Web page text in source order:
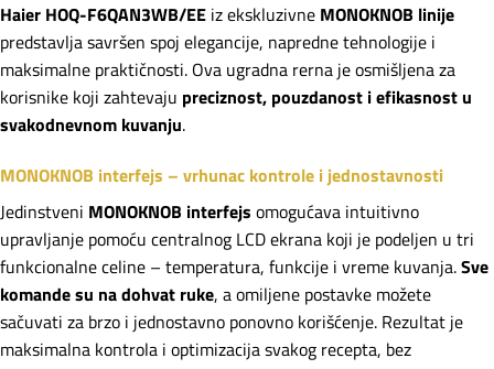
Haier HOQ-F6QAN3WB/EE iz ekskluzivne MONOKNOB linije
predstavlja savršen spoj elegancije, napredne tehnologije i
maksimalne praktičnosti. Ova ugradna rerna je osmišljena za
korisnike koji zahtevaju preciznost, pouzdanost i efikasnost u
svakodnevnom kuvanju.
MONOKNOB interfejs – vrhunac kontrole i jednostavnosti
Jedinstveni MONOKNOB interfejs omogućava intuitivno
upravljanje pomoću centralnog LCD ekrana koji je podeljen u tri
funkcionalne celine – temperatura, funkcije i vreme kuvanja.Sve
komande su na dohvat ruke, a omiljene postavke možete
sačuvati za brzo i jednostavno ponovno korišćenje. Rezultat je
maksimalna kontrola i optimizacija svakog recepta, bez